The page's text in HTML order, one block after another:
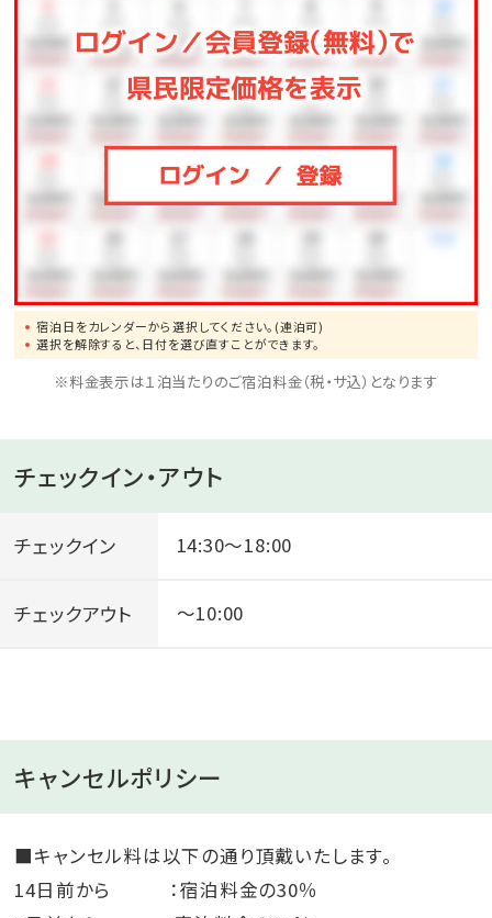
宿泊日をカレンダーから選択してください。(連泊可)
選択を解除すると、日付を選び直すことができます。
※料金表示は１泊当たりのご宿泊料金（税・サ込）となります
チェックイン・アウト
チェックイン 14:30～18:00
チェックアウト ～10:00
キャンセルポリシー
■キャンセル料は以下の通り頂戴いたします。
14日前から ：宿泊料金の30％